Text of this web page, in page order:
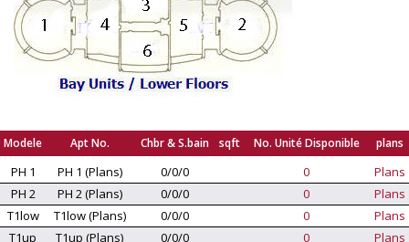
Modele Apt No. Chbr & S.bain sqft No. Unité Disponible plans
PH 1 PH 1 (Plans) 0/0/0 0
Plans
PH 2
PH 2 (Plans) 0/0/0 0
Plans
T1low
T1low (Plans) 0/0/0 0
Plans
T1up
T1up (Plans) 0/0/0 0 Plans